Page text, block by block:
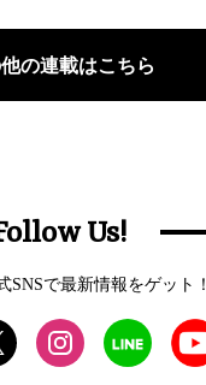
の連載はこちら
Us!
SNSで最新情報をゲット！